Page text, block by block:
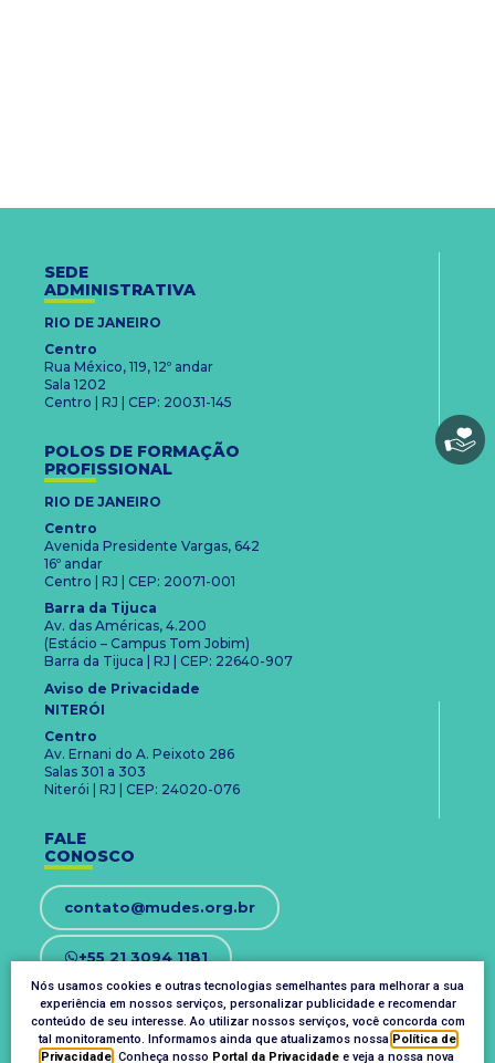
SEDE
ADMINISTRATIVA
RIO DE JANEIRO
Centro
Rua México, 119, 12º andar
Sala 1202
Centro | RJ | CEP: 20031-145
POLOS DE FORMAÇÃO
PROFISSIONAL
RIO DE JANEIRO
Centro
Avenida Presidente Vargas, 642
16º andar
Centro | RJ | CEP: 20071-001
Barra da Tijuca
Av. das Américas, 4.200
(Estácio – Campus Tom Jobim)
Barra da Tijuca | RJ | CEP: 22640-907
Aviso de Privacidade
NITERÓI
Centro
Av. Ernani do A. Peixoto 286
Salas 301 a 303
Niterói | RJ | CEP: 24020-076
FALE
CONOSCO
contato@mudes.org.br
+55 21 3094 1181
OUVIDORIA
ouvidoria@mudes.org.br
Nós usamos cookies e outras tecnologias semelhantes para melhorar a sua
experiência em nossos serviços, personalizar publicidade e recomendar
conteúdo de seu interesse. Ao utilizar nossos serviços, você concorda com
tal monitoramento. Informamos ainda que atualizamos nossa Política de
Privacidade . Conheça nosso Portal da Privacidade e veja a nossa nova